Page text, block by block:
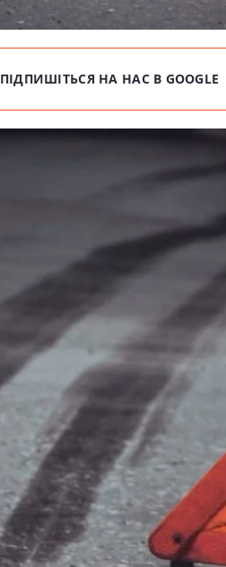
ПІДПИШІТЬСЯ НА НАС В GOOGLE